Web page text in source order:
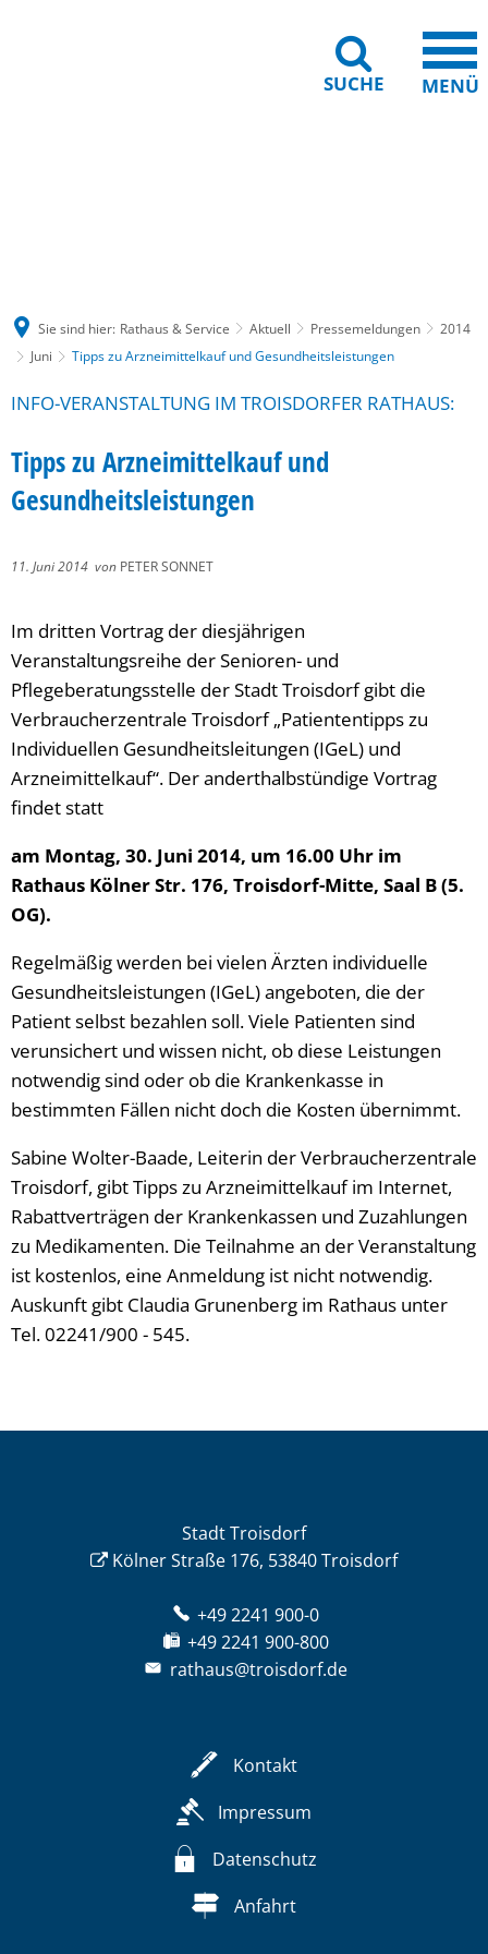
SUCHE MENÜ
Sie sind hier: Rathaus & Service Aktuell Pressemeldungen
2014
Juni
Tipps zu Arzneimittelkauf und Gesundheitsleistungen
INFO-VERANSTALTUNG IM TROISDORFER RATHAUS:
Tipps zu Arzneimittelkauf und
Gesundheitsleistungen
11. Juni 2014 von PETER SONNET
Im dritten Vortrag der diesjährigen
Veranstaltungsreihe der Senioren- und
Pflegeberatungsstelle der Stadt Troisdorf gibt die
Verbraucherzentrale Troisdorf „Patiententipps zu
Individuellen Gesundheitsleitungen (IGeL) und
Arzneimittelkauf“. Der anderthalbstündige Vortrag
findet statt
am Montag, 30. Juni 2014, um 16.00 Uhr im
Rathaus Kölner Str. 176, Troisdorf-Mitte, Saal B (5.
OG).
Regelmäßig werden bei vielen Ärzten individuelle
Gesundheitsleistungen (IGeL) angeboten, die der
Patient selbst bezahlen soll. Viele Patienten sind
verunsichert und wissen nicht, ob diese Leistungen
notwendig sind oder ob die Krankenkasse in
bestimmten Fällen nicht doch die Kosten übernimmt.
Sabine Wolter-Baade, Leiterin der Verbraucherzentrale
Troisdorf, gibt Tipps zu Arzneimittelkauf im Internet,
Rabattverträgen der Krankenkassen und Zuzahlungen
zu Medikamenten. Die Teilnahme an der Veranstaltung
ist kostenlos, eine Anmeldung ist nicht notwendig.
Auskunft gibt Claudia Grunenberg im Rathaus unter
Tel. 02241/900 - 545.
Stadt Troisdorf
Kölner Straße 176, 53840 Troisdorf
+49 2241 900-0
+49 2241 900-800
rathaus@troisdorf.de
Kontakt
Impressum
Datenschutz
Anfahrt